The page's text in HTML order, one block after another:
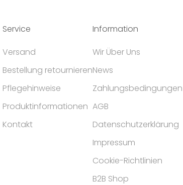
Service
Versand
Bestellung retournieren
Pflegehinweise
Produktinformationen
Kontakt
Information
Wir Über Uns
News
Zahlungsbedingungen
AGB
Datenschutzerklärung
Impressum
Cookie-Richtlinien
B2B Shop